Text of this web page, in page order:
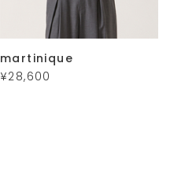
martinique
¥28,600